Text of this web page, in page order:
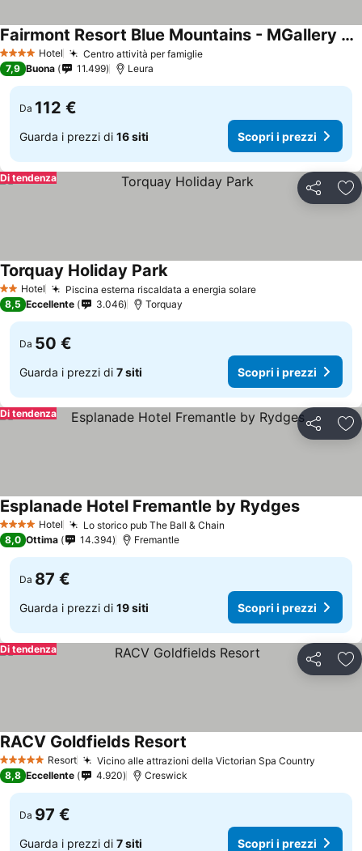
4 Stelle Hotel Centro attività per famiglie
Fairmont Resort Blue Mountains - MGallery Collection
7,9 Buona 11.499 Leura
Da 112 €
Guarda i prezzi di 16 siti Scopri i prezzi
Condividi
Di tendenza
2 StelleHotel Piscina esterna riscaldata a energia solare
Torquay Holiday Park
8,5 Eccellente 3.046 Torquay
Da 50 €
Guarda i prezzi di 7 siti Scopri i prezzi
Condividi
Di tendenza
4 Stelle Hotel Lo storico pub The Ball & Chain
Esplanade Hotel Fremantle by Rydges
8,0 Ottima 14.394 Fremantle
Da 87 €
Guarda i prezzi di 19 siti Scopri i prezzi
Condividi
Di tendenza
5 Stelle Resort Vicino alle attrazioni della Victorian Spa Country
RACV Goldfields Resort
8,8 Eccellente 4.920 Creswick
Da 97 €
Guarda i prezzi di 7 siti Scopri i prezzi